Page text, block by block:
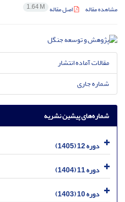
مشاهده مقاله اصل مقاله 1.64 M
مقالات آماده انتشار
شماره جاری
شماره‌های پیشین نشریه
دوره 12 (1405)
دوره 11 (1404)
دوره 10 (1403)